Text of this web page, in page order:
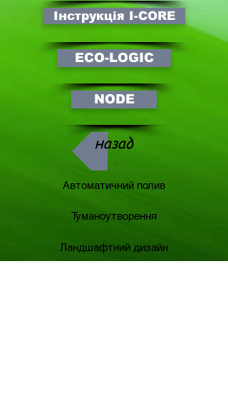
Інструкція I-CORE
ECO-LOGIC
NODE
назад
Автоматичний полив
Туманоутворення
Ландшафтний дизайн